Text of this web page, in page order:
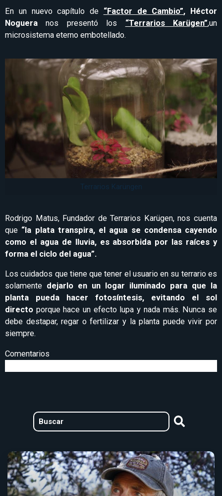
En un nuevo capítulo de “Factor de Cambio”, Héctor
Nogueranos presentó los “Terrarios Karügen”,un
microsistema eterno embotellado.
Terrarios Karüngen
Rodrigo Matus, Fundador de Terrarios Karügen, nos cuenta
que “la plata transpira, el agua se condensa cayendo
como el agua de lluvia, es absorbida por las raíces y
forma el ciclo del agua”.
Los cuidados que tiene que tener el usuario en su terrario es
solamente dejarlo en un logar iluminado para que la
planta pueda hacer fotosíntesis, evitando el sol
directo porque hace un efecto lupa y nada más. Nunca se
debe destapar, regar o fertilizar y la planta puede vivir por
siempre.
Comentarios